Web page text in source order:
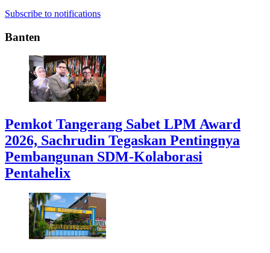
Subscribe to notifications
Banten
Pemkot Tangerang Sabet LPM Award
2026, Sachrudin Tegaskan Pentingnya
Pembangunan SDM-Kolaborasi
Pentahelix